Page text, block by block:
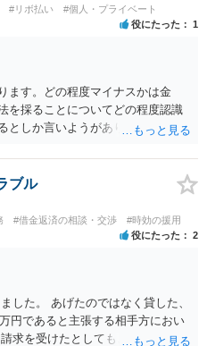
#リボ払い #個人・プライベート
役にたった 1
ます。どの程度マイナスかは金
を採ることについてどの程度認識
としか言いようがありません。 と
をお勧めします。
ブル
#借金返済の相談・交渉 #時効の援用
役にたった 2
した。 あげたのではなく貸した、
円であると主張する相手方におい
求を受けたとしても、もらったも